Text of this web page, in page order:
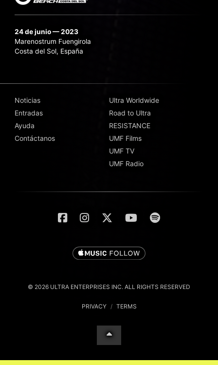
24 de junio — 2023
Marenostrum Fuengirola
Costa del Sol, España
Noticias
Entradas
Ayuda
Contáctanos
Ultra Worldwide
Road to Ultra
RESISTANCE
UMF Films
UMF TV
UMF Radio
© 2026 ULTRA ENTERPRISES INC. ALL RIGHTS RESERVED
PRIVACY / TERMS